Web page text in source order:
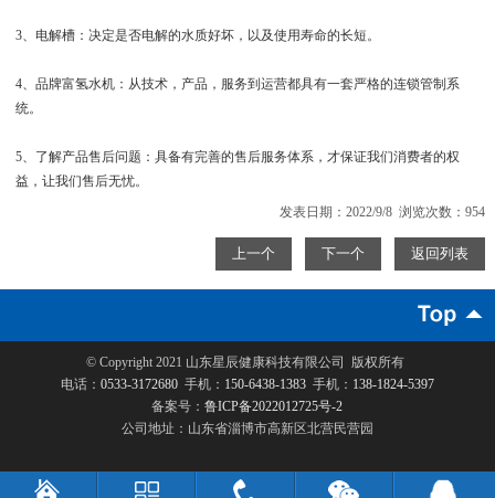
3、电解槽：决定是否电解的水质好坏，以及使用寿命的长短。
4、品牌富氢水机：从技术，产品，服务到运营都具有一套严格的连锁管制系
统。
5、了解产品售后问题：具备有完善的售后服务体系，才保证我们消费者的权
益，让我们售后无忧。
发表日期：2022/9/8 浏览次数：954
上一个 下一个 返回列表
© Copyright 2021 山东星辰健康科技有限公司
版权所有
电话： 0533-3172680手机： 150-6438-1383手机： 138-1824-5397
备案号：鲁ICP备2022012725号-2
公司地址：山东省淄博市高新区北营民营园